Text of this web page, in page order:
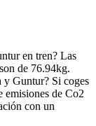
en tren? Las
de 76.94kg.
y Guntur? Si coges
emisiones de Co2
con un